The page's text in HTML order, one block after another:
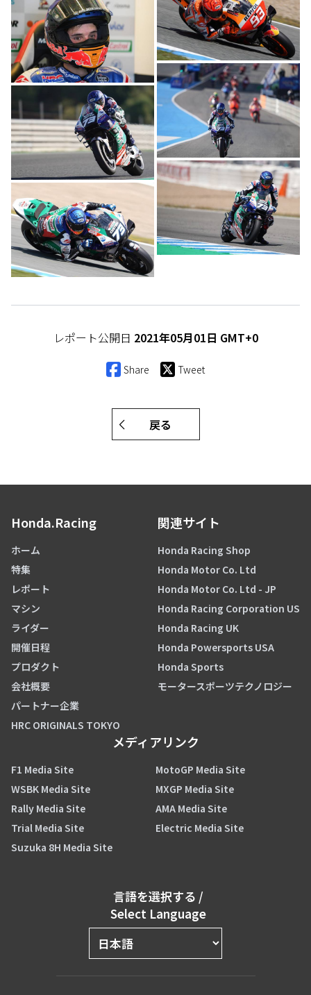
レポート公開日 2021年05月01日 GMT+0
Share Tweet
戻る
Honda.Racing
ホーム
特集
レポート
マシン
ライダー
開催日程
プロダクト
会社概要
パートナー企業
HRC ORIGINALS TOKYO
関連サイト
Honda Racing Shop
Honda Motor Co. Ltd
Honda Motor Co. Ltd - JP
Honda Racing Corporation US
Honda Racing UK
Honda Powersports USA
Honda Sports
モータースポーツテクノロジー
メディアリンク
F1 Media Site
MotoGP Media Site
WSBK Media Site
MXGP Media Site
Rally Media Site
AMA Media Site
Trial Media Site
Electric Media Site
Suzuka 8H Media Site
言語を選択する /
Select Language